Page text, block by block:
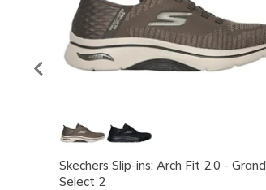
Skechers Slip-ins: Arch Fit 2.0 - Grand
Select 2